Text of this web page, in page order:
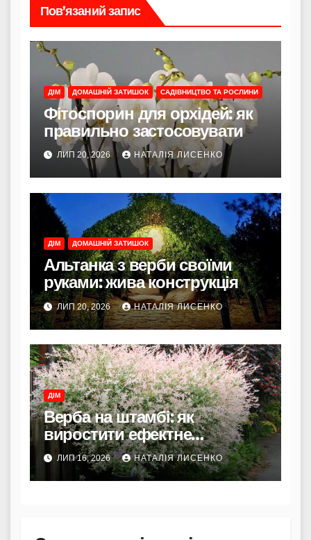
Пов’язаний запис
ДІМ ДОМАШНІЙ ЗАТИШОК САДІВНИЦТВО ТА РОСЛИНИ
Фітоспорин для орхідей: як
правильно застосовувати
ЛИП 20, 2026 НАТАЛІЯ ЛИСЕНКО
ДІМ ДОМАШНІЙ ЗАТИШОК
Альтанка з верби своїми
руками: жива конструкція
ЛИП 20, 2026 НАТАЛІЯ ЛИСЕНКО
ДІМ
Верба на штамбі: як
виростити ефектне
декоративне деревце в
українському саду
ЛИП 16, 2026 НАТАЛІЯ ЛИСЕНКО